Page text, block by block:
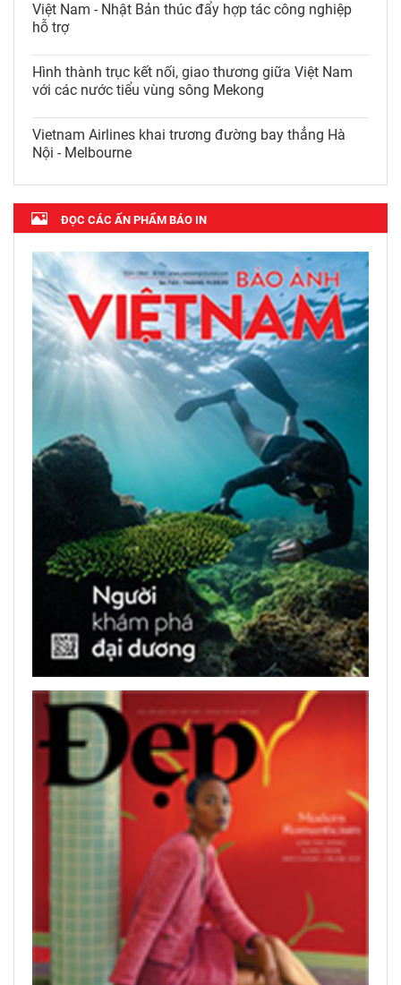
Việt Nam - Nhật Bản thúc đẩy hợp tác công nghiệp
hỗ trợ
Hình thành trục kết nối, giao thương giữa Việt Nam
với các nước tiểu vùng sông Mekong
Vietnam Airlines khai trương đường bay thẳng Hà
Nội - Melbourne
ĐỌC CÁC ẤN PHẨM BÁO IN